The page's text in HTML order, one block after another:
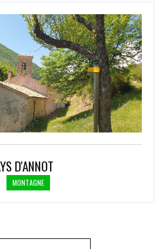
D'ANNOT
MONTAGNE